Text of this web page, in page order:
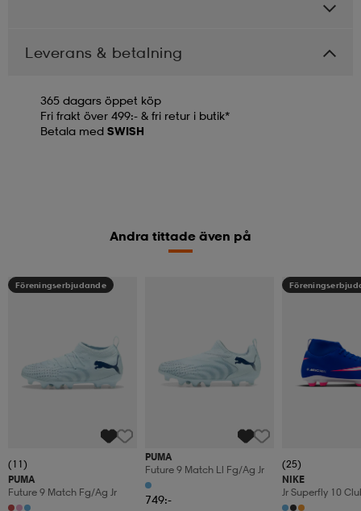
Leverans & betalning
365 dagars öppet köp
Fri frakt över 499:- & fri retur i butik*
Betala med SWISH
Andra tittade även på
Föreningserbjudande
(11)
PUMA
Future 9 Match Fg/ag Jr
PUMA
Future 9 Match Ll Fg/ag Jr
749:-
(25)
NIKE
Jr Superfly 10